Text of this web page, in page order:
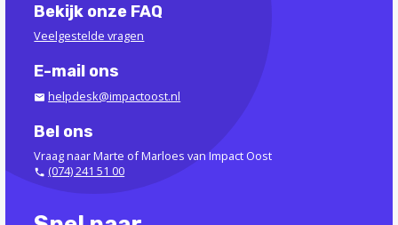
Bekijk onze FAQ
Veelgestelde vragen
E-mail ons
helpdesk@impactoost.nl
Bel ons
Vraag naar Marte of Marloes van Impact Oost
(074) 241 51 00